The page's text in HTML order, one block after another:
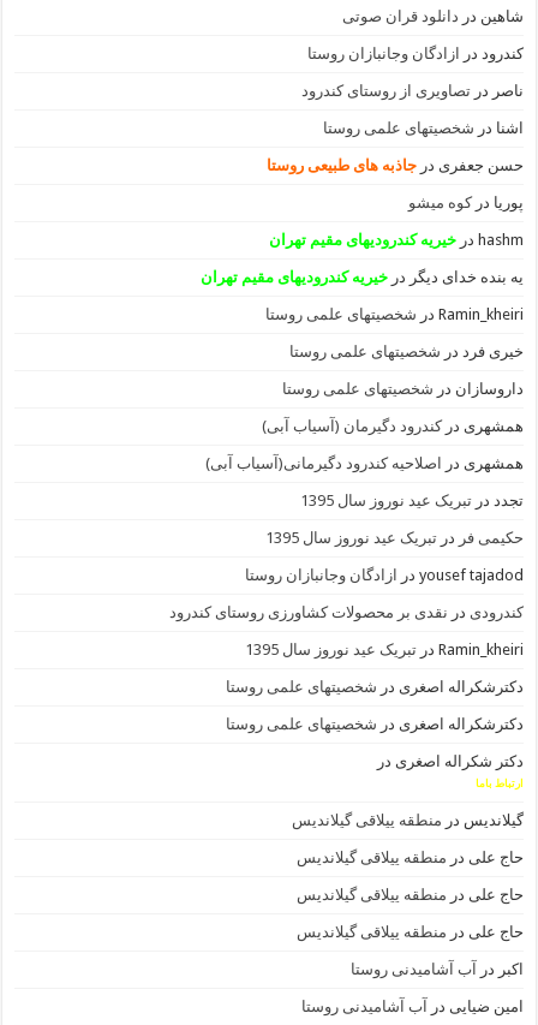
شاهین در دانلود قران صوتی
کندرود در ازادگان وجانبازان روستا
ناصر درتصاویری از روستای کندرود
اشنا در شخصیتهای علمی روستا
حسن جعفری درجاذبه های طبیعی روستا
پوریا درکوه میشو
hashm درخیریه کندرودیهای مقیم تهران
یه بنده خدای دیگر درخیریه کندرودیهای مقیم تهران
Ramin_kheiri در شخصیتهای علمی روستا
خیری فرد در شخصیتهای علمی روستا
داروسازان در شخصیتهای علمی روستا
همشهری درکندرود دگیرمان (آسیاب آبی)
همشهری در اصلاحیه کندرود دگیرمانی(آسیاب آبی)
تجدد درتبریک عید نوروز سال 1395
حکیمی فر درتبریک عید نوروز سال 1395
yousef tajadod در ازادگان وجانبازان روستا
کندرودی در نقدی بر محصولات کشاورزی روستای کندرود
Ramin_kheiri درتبریک عید نوروز سال 1395
دکترشکراله اصغری در شخصیتهای علمی روستا
دکترشکراله اصغری در شخصیتهای علمی روستا
دکتر شکراله اصغری در
ارتباط باما
گیلاندیس در منطقه ییلاقی گیلاندیس
حاج علی در منطقه ییلاقی گیلاندیس
حاج علی در منطقه ییلاقی گیلاندیس
حاج علی در منطقه ییلاقی گیلاندیس
اکبر در آب آشامیدنی روستا
امین ضیایی در آب آشامیدنی روستا